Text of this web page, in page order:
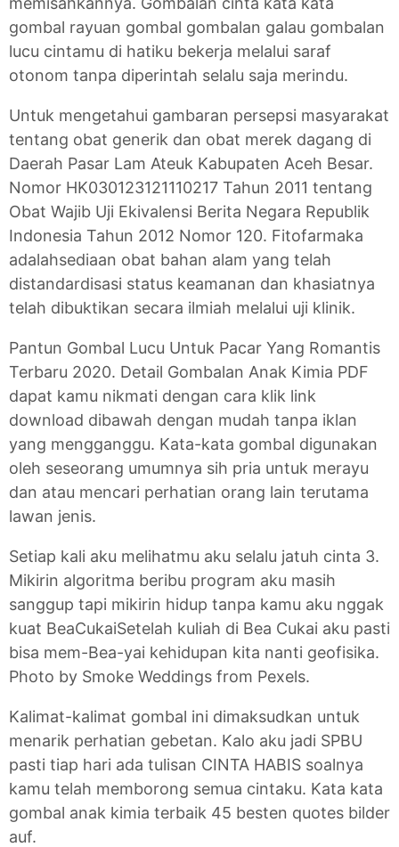
gombal rayuan gombal gombalan galau gombalan
lucu cintamu di hatiku bekerja melalui saraf
otonom tanpa diperintah selalu saja merindu.
Untuk mengetahui gambaran persepsi masyarakat
tentang obat generik dan obat merek dagang di
Daerah Pasar Lam Ateuk Kabupaten Aceh Besar.
Nomor HK030123121110217 Tahun 2011 tentang
Obat Wajib Uji Ekivalensi Berita Negara Republik
Indonesia Tahun 2012 Nomor 120. Fitofarmaka
adalahsediaan obat bahan alam yang telah
distandardisasi status keamanan dan khasiatnya
telah dibuktikan secara ilmiah melalui uji klinik.
Pantun Gombal Lucu Untuk Pacar Yang Romantis
Terbaru 2020. Detail Gombalan Anak Kimia PDF
dapat kamu nikmati dengan cara klik link
download dibawah dengan mudah tanpa iklan
yang mengganggu. Kata-kata gombal digunakan
oleh seseorang umumnya sih pria untuk merayu
dan atau mencari perhatian orang lain terutama
lawan jenis.
Setiap kali aku melihatmu aku selalu jatuh cinta 3.
Mikirin algoritma beribu program aku masih
sanggup tapi mikirin hidup tanpa kamu aku nggak
kuat BeaCukaiSetelah kuliah di Bea Cukai aku pasti
bisa mem-Bea-yai kehidupan kita nanti geofisika.
Photo by Smoke Weddings from Pexels.
Kalimat-kalimat gombal ini dimaksudkan untuk
menarik perhatian gebetan. Kalo aku jadi SPBU
pasti tiap hari ada tulisan CINTA HABIS soalnya
kamu telah memborong semua cintaku. Kata kata
gombal anak kimia terbaik 45 besten quotes bilder
auf.